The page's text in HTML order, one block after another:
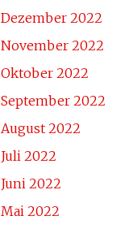
Dezember 2022
November 2022
Oktober 2022
September 2022
August 2022
Juli 2022
Juni 2022
Mai 2022